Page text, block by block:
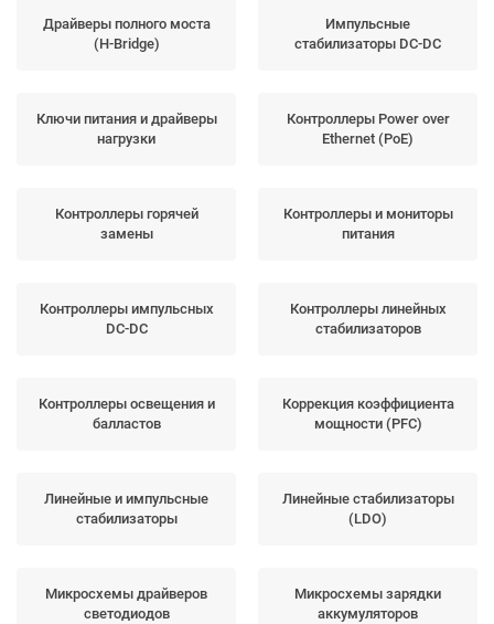
Драйверы полного моста
(H-Bridge)
Импульсные
стабилизаторы DC-DC
Ключи питания и драйверы
нагрузки
Контроллеры Power over
Ethernet (PoE)
Контроллеры горячей
замены
Контроллеры и мониторы
питания
Контроллеры импульсных
DC-DC
Контроллеры линейных
стабилизаторов
Контроллеры освещения и
балластов
Коррекция коэффициента
мощности (PFC)
Линейные и импульсные
стабилизаторы
Линейные стабилизаторы
(LDO)
Микросхемы драйверов
светодиодов
Микросхемы зарядки
аккумуляторов